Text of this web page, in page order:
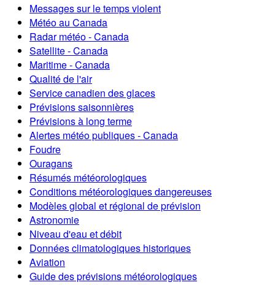
Messages sur le temps violent
Météo au Canada
Radar météo - Canada
Satellite - Canada
Maritime - Canada
Qualité de l'air
Service canadien des glaces
Prévisions saisonnières
Prévisions à long terme
Alertes météo publiques - Canada
Foudre
Ouragans
Résumés météorologiques
Conditions météorologiques dangereuses
Modèles global et régional de prévision
Astronomie
Niveau d'eau et débit
Données climatologiques historiques
Aviation
Guide des prévisions météorologiques